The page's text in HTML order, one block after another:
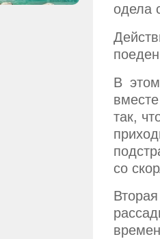
одела
В
так,
со